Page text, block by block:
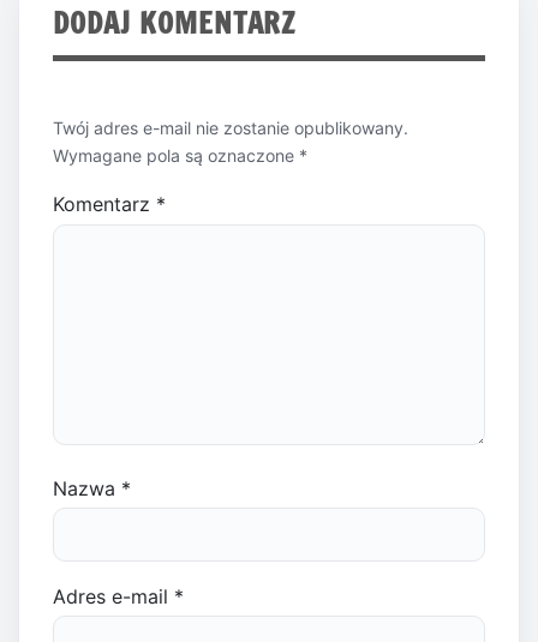
DODAJ KOMENTARZ
Twój adres e-mail nie zostanie opublikowany.
Wymagane pola są oznaczone *
Komentarz *
Nazwa *
Adres e-mail *